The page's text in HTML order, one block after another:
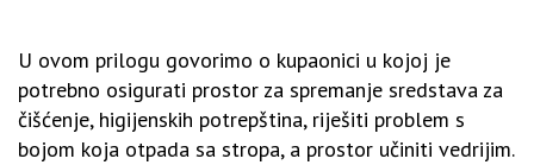
U ovom prilogu govorimo o kupaonici u kojoj je
potrebno osigurati prostor za spremanje sredstava za
čišćenje, higijenskih potrepština, riješiti problem s
bojom koja otpada sa stropa, a prostor učiniti vedrijim.